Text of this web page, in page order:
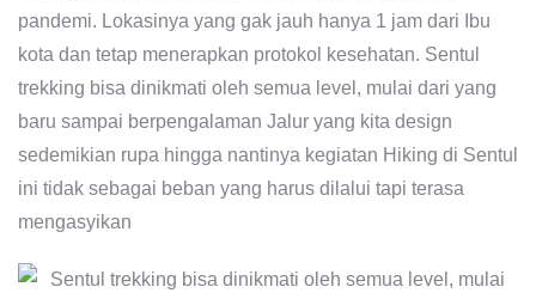
pandemi. Lokasinya yang gak jauh hanya 1 jam dari Ibu
kota dan tetap menerapkan protokol kesehatan. Sentul
trekking bisa dinikmati oleh semua level, mulai dari yang
baru sampai berpengalaman Jalur yang kita design
sedemikian rupa hingga nantinya kegiatan Hiking di Sentul
ini tidak sebagai beban yang harus dilalui tapi terasa
mengasyikan